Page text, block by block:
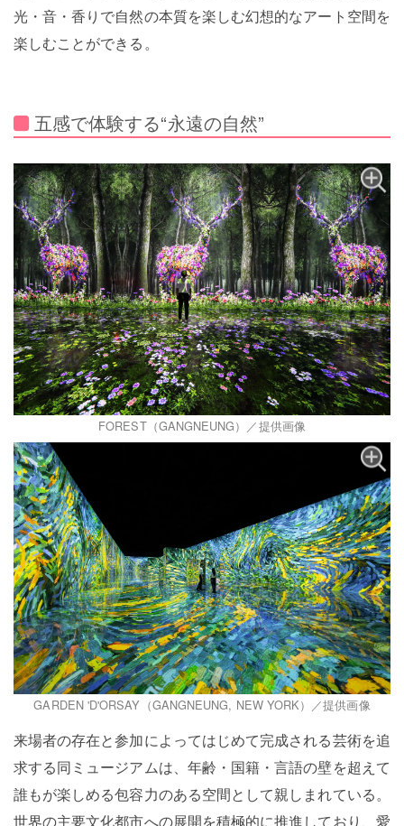
光・音・香りで自然の本質を楽しむ幻想的なアート空間を
楽しむことができる。
五感で体験する“永遠の自然”
FOREST（GANGNEUNG）／提供画像
GARDEN 'D'ORSAY（GANGNEUNG, NEW YORK）／提供画像
来場者の存在と参加によってはじめて完成される芸術を追
求する同ミュージアムは、年齢・国籍・言語の壁を超えて
誰もが楽しめる包容力のある空間として親しまれている。
世界の主要文化都市への展開を積極的に推進しており、愛